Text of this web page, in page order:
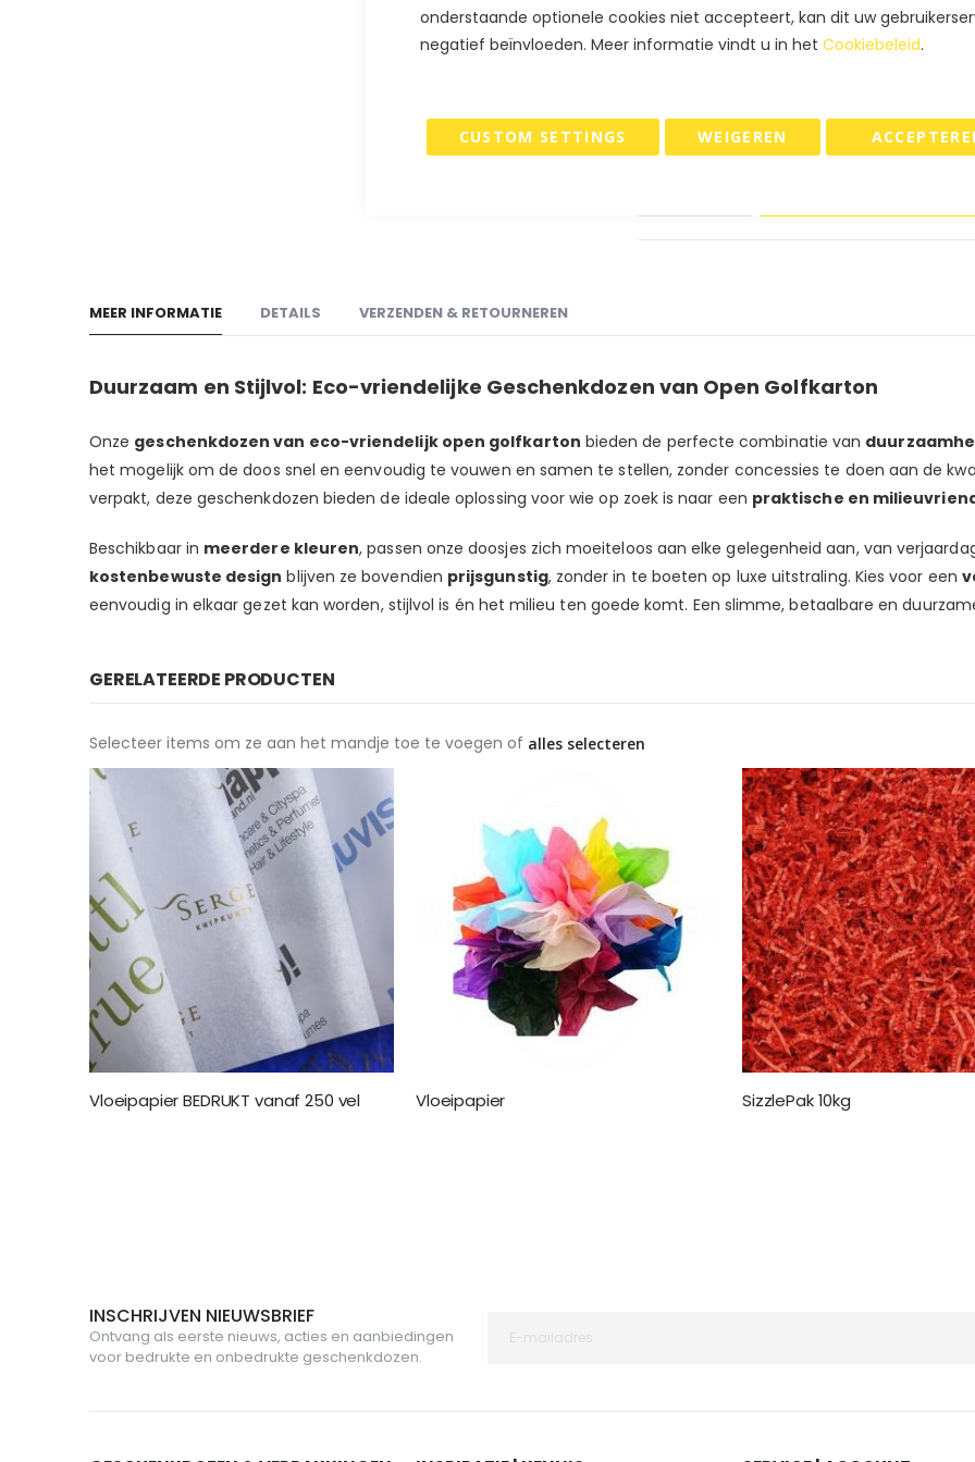
onderstaande optionele cookies niet accepteert, kan dit uw
negatief beïnvloeden. Meer informatie vindt u in het Cookiebeleid.
CUSTOM SETTINGS WEIGEREN
Koop 2 voor€ 179,55 en
€ 173,88
MEER INFORMATIE
Duurzaam en Stijlvol: Eco-vriendelijke Geschenkdozen van Open Golfkarton
Onze geschenkdozen van eco-vriendelijk open golfkarton bieden de perfecte combinatie van
het mogelijk om de doos snel en eenvoudig te vouwen en samen te stellen, zonder concessies te doen aan de
verpakt, deze geschenkdozen bieden de ideale oplossing voor wie op zoek is naar een praktische en
Beschikbaar in meerdere kleuren, passen onze doosjes zich moeiteloos aan elke gelegenheid aan, van
kostenbewuste design blijven ze bovendien prijsgunstig, zonder in te boeten op luxe uitstraling. Kies voor een
eenvoudig in elkaar gezet kan worden, stijlvol is én het milieu ten goede komt. Een slimme, betaalbare en
DETAILS VERZENDEN & RETOURNEREN
GERELATEERDE PRODUCTEN
Selecteer items om ze aan het mandje toe te voegen of alles selecteren
Vloeipapier BEDRUKT vanaf 250 vel Vloeipapier SizzlePak 10kg
INSCHRIJVEN NIEUWSBRIEF
Ontvang als eerste nieuws, acties en aanbiedingen
voor bedrukte en onbedrukte geschenkdozen.